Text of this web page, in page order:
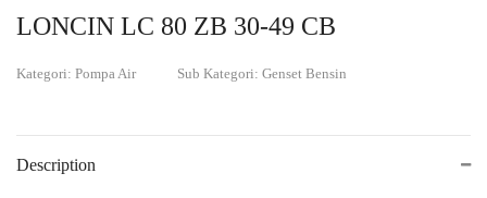
LONCIN LC 80 ZB 30-49 CB
Kategori: Pompa Air Sub Kategori: Genset Bensin
Description